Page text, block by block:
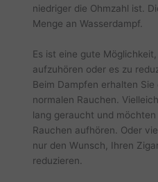
niedriger die Ohmzahl ist.
Menge an Wasserdampf.
Es ist eine gute
aufzuhören oder es zu
Beim Dampfen erhalten
normalen Rauchen.
lang geraucht und
Rauchen aufhören. Oder
nur den Wunsch, Ihren
reduzieren.